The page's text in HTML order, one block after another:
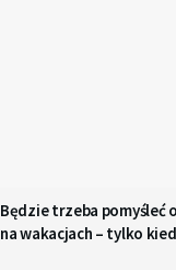
Będzie trzeba pomyśleć
na wakacjach – tylko